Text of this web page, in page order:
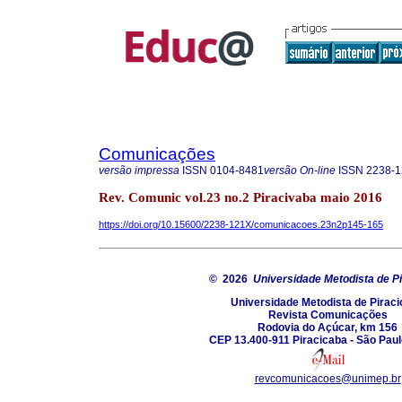
Comunicações
versão impressa ISSN 0104-8481versão On-line ISSN 2238-
Rev. Comunic vol.23 no.2 Piracivaba maio 2016
https://doi.org/10.15600/2238-121X/comunicacoes.23n2p145-165
© 2026 Universidade Metodista de
Universidade Metodista de
Revista Comunicações
Rodovia do Açúcar, km 156
CEP 13.400-911 Piracicaba - São
revcomunicacoes@unimep.br